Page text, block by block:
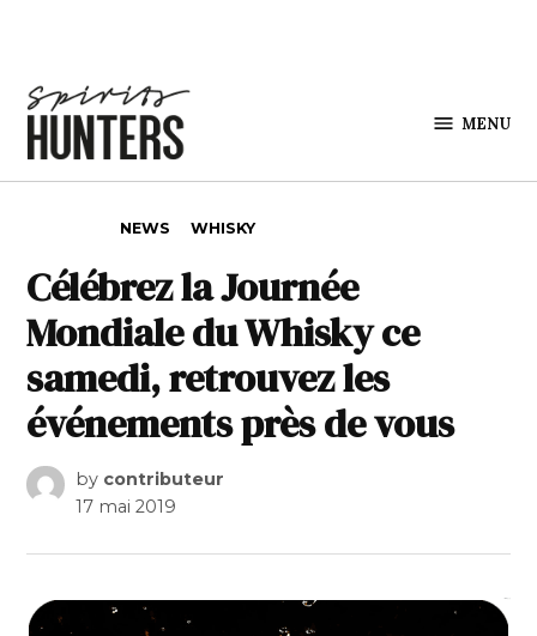
MENU
NEWS WHISKY
Célébrez la Journée
Mondiale du Whisky ce
samedi, retrouvez les
événements près de vous
by contributeur
17 mai 2019